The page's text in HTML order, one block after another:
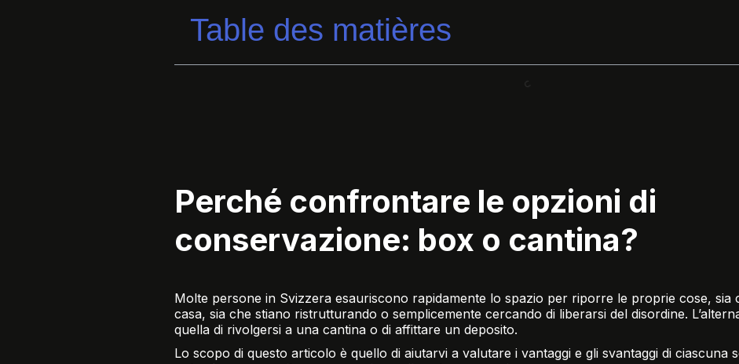
Table des matières
Perché confrontare le opzioni di
conservazione: box o cantina?
Molte persone in Svizzera esauriscono rapidamente lo spazio per riporre le proprie cose, sia
casa, sia che stiano ristrutturando o semplicemente cercando di liberarsi del disordine.
quella di rivolgersi a una cantina o di affittare un deposito.
Lo scopo di questo articolo è quello di aiutarvi a valutare i vantaggi e gli svantaggi di ciascuna